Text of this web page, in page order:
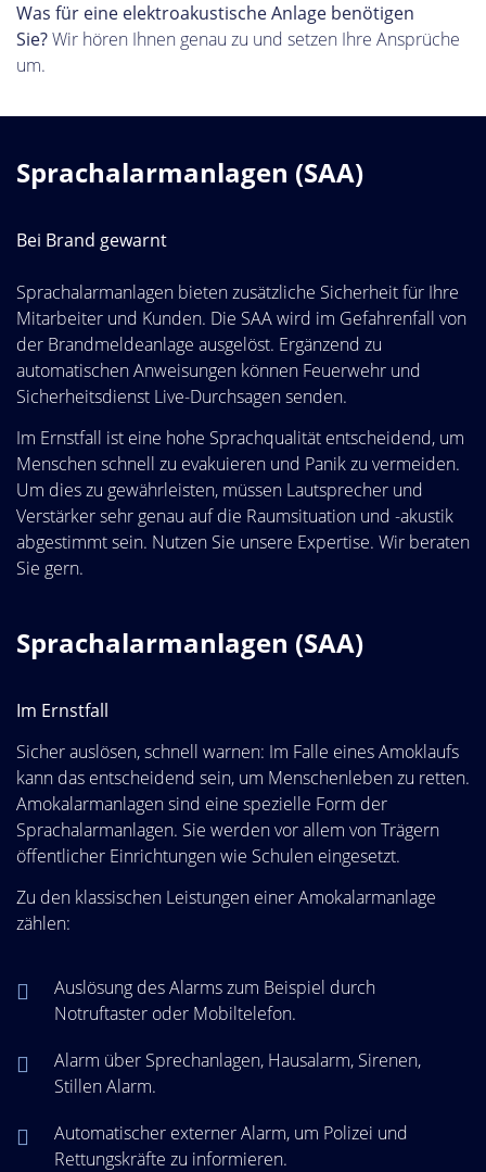
Was für eine elektroakustische Anlage benötigen
Sie?Wir hören Ihnen genau zu und setzen Ihre Ansprüche
um.
Sprachalarmanlagen (SAA)
Bei Brand gewarnt
Sprachalarmanlagen bieten zusätzliche Sicherheit für Ihre
Mitarbeiter und Kunden. Die SAA wird im Gefahrenfall von
der Brandmeldeanlage ausgelöst. Ergänzend zu
automatischen Anweisungen können Feuerwehr und
Sicherheitsdienst Live-Durchsagen senden.
Im Ernstfall ist eine hohe Sprachqualität entscheidend, um
Menschen schnell zu evakuieren und Panik zu vermeiden.
Um dies zu gewährleisten, müssen Lautsprecher und
Verstärker sehr genau auf die Raumsituation und -akustik
abgestimmt sein. Nutzen Sie unsere Expertise. Wir beraten
Sie gern.
Sprachalarmanlagen (SAA)
Im Ernstfall
Sicher auslösen, schnell warnen: Im Falle eines Amoklaufs
kann das entscheidend sein, um Menschenleben zu retten.
Amokalarmanlagen sind eine spezielle Form der
Sprachalarmanlagen. Sie werden vor allem von Trägern
öffentlicher Einrichtungen wie Schulen eingesetzt.
Zu den klassischen Leistungen einer Amokalarmanlage
zählen:
Auslösung des Alarms zum Beispiel durch
Notruftaster oder Mobiltelefon.
Alarm über Sprechanlagen, Hausalarm, Sirenen,
Stillen Alarm.
Automatischer externer Alarm, um Polizei und
Rettungskräfte zu informieren.